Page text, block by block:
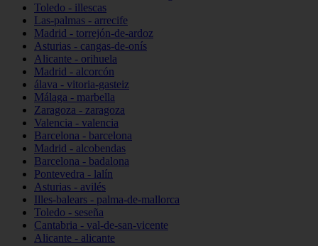
Toledo - illescas
Las-palmas - arrecife
Madrid - torrejón-de-ardoz
Asturias - cangas-de-onís
Alicante - orihuela
Madrid - alcorcón
álava - vitoria-gasteiz
Málaga - marbella
Zaragoza - zaragoza
Valencia - valencia
Barcelona - barcelona
Madrid - alcobendas
Barcelona - badalona
Pontevedra - lalín
Asturias - avilés
Illes-balears - palma-de-mallorca
Toledo - seseña
Cantabria - val-de-san-vicente
Alicante - alicante